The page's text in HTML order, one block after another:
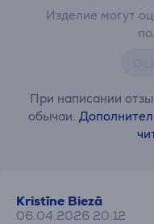
Изделие могут
При написании
обычаи.
Kristīne Biezā
06.04.2026 20:12